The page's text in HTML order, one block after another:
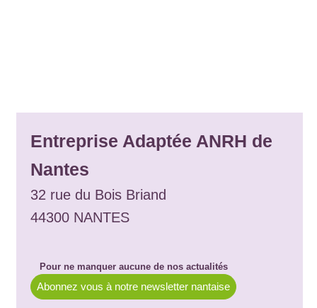
Entreprise Adaptée ANRH de
Nantes
32 rue du Bois Briand
44300 NANTES
Pour ne manquer aucune de nos actualités
Abonnez vous à notre newsletter nantaise